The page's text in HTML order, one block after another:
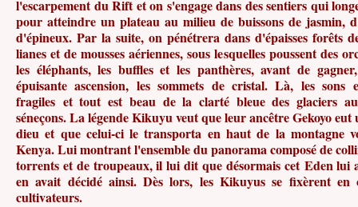
l'escarpement du Rift et on s'engage dans des sentiers qui
pour atteindre un plateau au milieu de buissons de jasmin,
d'épineux. Par la suite, on pénétrera dans d'épaisses forêts
lianes et de mousses aériennes, sous lesquelles poussent des
les éléphants, les buffles et les panthères, avant de
épuisante ascension, les sommets de cristal. Là, les sons
fragiles et tout est beau de la clarté bleue des glaciers
séneçons. La légende Kikuyu veut que leur ancêtre Gekoyo
dieu et que celui-ci le transporta en haut de la montagne
Kenya. Lui montrant l'ensemble du panorama composé de
torrents et de troupeaux, il lui dit que désormais cet Eden
en avait décidé ainsi. Dès lors, les Kikuyus se fixèrent en
cultivateurs.